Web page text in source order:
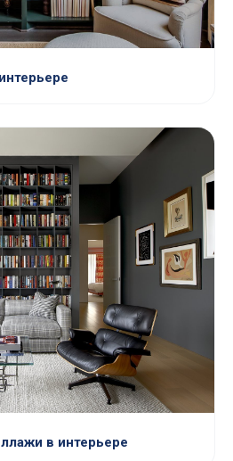
в интерьере